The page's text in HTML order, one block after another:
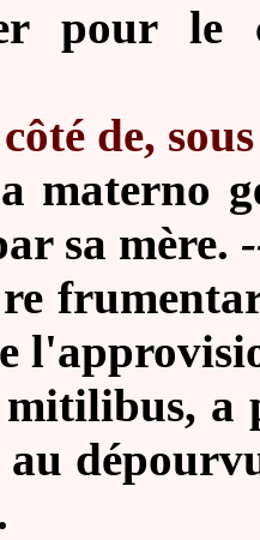
pour le
de,
a materno
sa mère.
a